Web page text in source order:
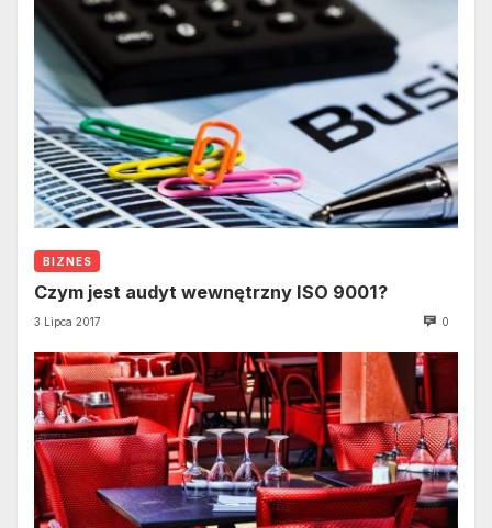
BIZNES
Czym jest audyt wewnętrzny ISO 9001?
3 Lipca 2017 0